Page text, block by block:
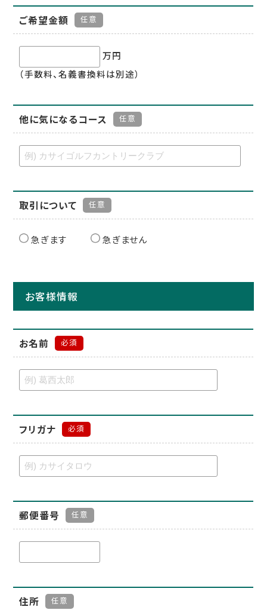
ご希望金額 任意
万円
（手数料、名義書換料は別途）
他に気になるコース 任意
取引について 任意
急ぎます 急ぎません
お客様情報
お名前 必須
フリガナ 必須
郵便番号 任意
住所 任意